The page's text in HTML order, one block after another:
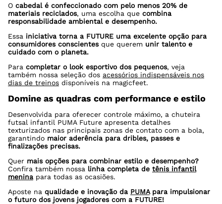
O cabedal é confeccionado com pelo menos 20% de
materiais reciclados, uma escolha que combina
responsabilidade ambiental e desempenho.
Essa iniciativa torna a FUTURE uma excelente opção para
consumidores conscientesque querem unir talento e
cuidado com o planeta.
Para completar o look esportivo dos pequenos, veja
também nossa seleção dos acessórios indispensáveis nos
dias de treinos disponíveis na magicfeet.
Domine as quadras com performance e estilo
Desenvolvida para oferecer controle máximo, a chuteira
futsal infantil PUMA Future apresenta detalhes
texturizados nas principais zonas de contato com a bola,
garantindo maior aderência para dribles, passes e
finalizações precisas.
Quer mais opções para combinar estilo e desempenho?
Confira também nossa linha completa de tênis infantil
menina para todas as ocasiões.
Aposte na qualidade e inovação da PUMApara impulsionar
o futuro dos jovens jogadores com a FUTURE!